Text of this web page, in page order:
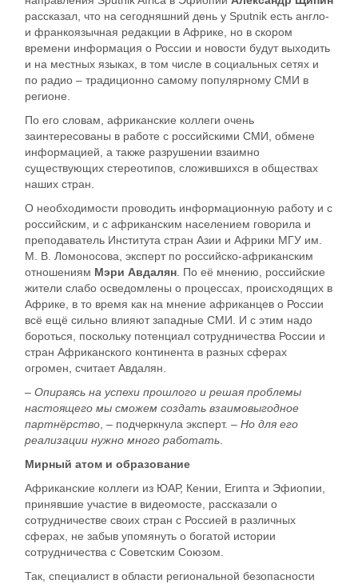
рассказал, что на сегодняшний день у Sputnik есть англо-
и франкоязычная редакции в Африке, но в скором
времени информация о России и новости будут выходить
и на местных языках, в том числе в социальных сетях и
по радио – традиционно самому популярному СМИ в
регионе.
По его словам, африканские коллеги очень
заинтересованы в работе с российскими СМИ, обмене
информацией, а также разрушении взаимно
существующих стереотипов, сложившихся в обществах
наших стран.
О необходимости проводить информационную работу и с
российским, и с африканским населением говорила и
преподаватель Института стран Азии и Африки МГУ им.
М. В. Ломоносова, эксперт по российско-африканским
отношениям Мэри Авдалян . По её мнению, российские
жители слабо осведомлены о процессах, происходящих в
Африке, в то время как на мнение африканцев о России
всё ещё сильно влияют западные СМИ. И с этим надо
бороться, поскольку потенциал сотрудничества России и
стран Африканского континента в разных сферах
огромен, считает Авдалян.
– Опираясь на успехи прошлого и решая проблемы
настоящего мы сможем создать взаимовыгодное
партнёрство , – подчеркнула эксперт. – Но для его
реализации нужно много работать
Мирный атом и образование
Африканские коллеги из ЮАР, Кении, Египта и Эфиопии,
принявшие участие в видеомосте, рассказали о
сотрудничестве своих стран с Россией в различных
сферах, не забыв упомянуть о богатой истории
сотрудничества с Советским Союзом.
Так, специалист в области региональной безопасности